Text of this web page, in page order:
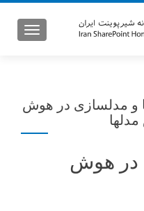
و مدلسازی در هوش
در هوش